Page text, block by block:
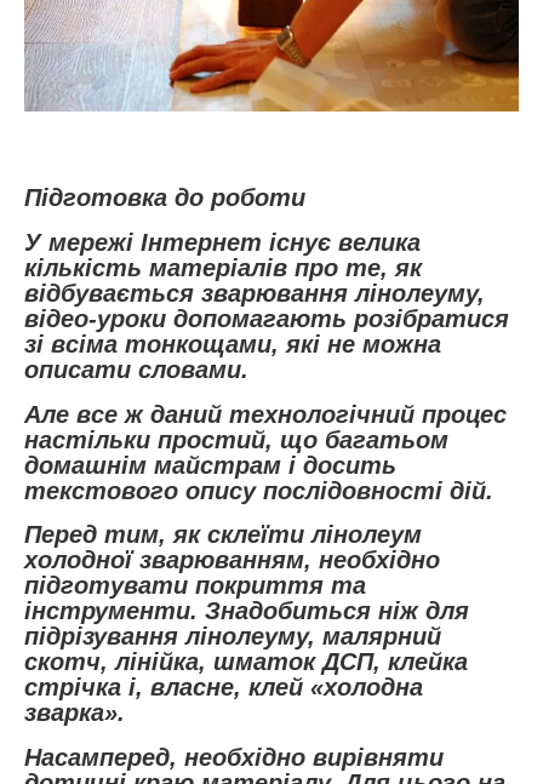
Підготовка до роботи
У мережі Інтернет існує велика
кількість матеріалів про те, як
відбувається зварювання лінолеуму,
відео-уроки допомагають розібратися
зі всіма тонкощами, які не можна
описати словами.
Але все ж даний технологічний процес
настільки простий, що багатьом
домашнім майстрам і досить
текстового опису послідовності дій.
Перед тим, як склеїти лінолеум
холодної зварюванням, необхідно
підготувати покриття та
інструменти. Знадобиться ніж для
підрізування лінолеуму, малярний
скотч, лінійка, шматок ДСП, клейка
стрічка і, власне, клей «холодна
зварка».
Насамперед, необхідно вирівняти